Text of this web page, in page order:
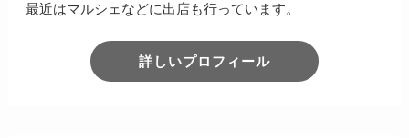
最近はマルシェなどに出店も行っています。
詳しいプロフィール